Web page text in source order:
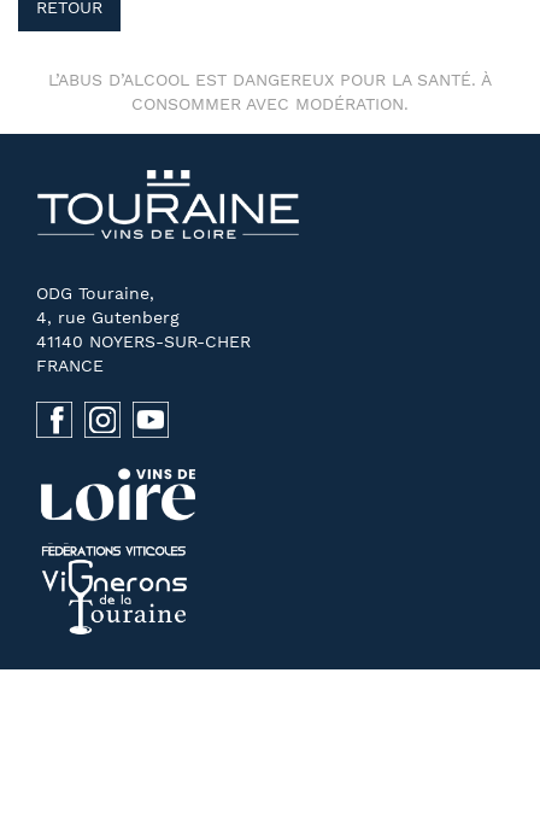
RETOUR
L’ABUS D’ALCOOL EST DANGEREUX POUR LA SANTÉ. À
CONSOMMER AVEC MODÉRATION.
ODG Touraine,
4, rue Gutenberg
41140 NOYERS-SUR-CHER
FRANCE